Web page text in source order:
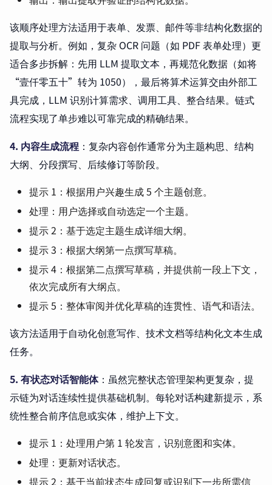
该顺序处理方法适用于表单、发票、邮件等非结构化数据的
提取与分析。例如，复杂 OCR 问题（如 PDF 表单处理）更
适合多步拆解：先用 LLM 提取文本，再规范化数据（如将
“壹仟零五十”转为 1050），最后将算术运算交由外部工
具完成，LLM 识别计算需求、调用工具、整合结果。链式
流程实现了单步难以可靠完成的精确结果。
4. 内容生成流程 ：复杂内容创作通常分为主题构思、结构
大纲、分段撰写、后续修订等阶段。
提示 1：根据用户兴趣生成 5 个主题创意。
处理：用户选择或自动选定一个主题。
提示 2：基于选定主题生成详细大纲。
提示 3：根据大纲第一点撰写草稿。
提示 4：根据第二点撰写草稿，并提供前一段上下文，
依次完成所有大纲点。
提示 5：整体审阅并优化草稿的连贯性、语气和语法。
该方法适用于自动化创意写作、技术文档等结构化文本生成
任务。
5. 有状态对话智能体：虽然完整状态管理架构更复杂，提
示链为对话连续性提供基础机制。每轮对话构建新提示，系
统性整合前序信息或实体，维护上下文。
提示 1：处理用户第 1 轮发言，识别意图和实体。
处理：更新对话状态。
提示 2：基于当前状态生成回复或识别下一步所需信